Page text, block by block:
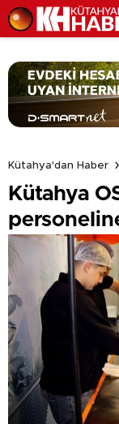
Kütahya'dan Haber
Kütahya